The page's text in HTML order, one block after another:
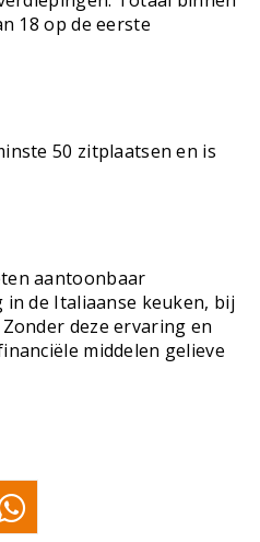
18 op de eerste
50 zitplaatsen en is
aantoonbaar
de Italiaanse keuken, bij
deze ervaring en
middelen gelieve